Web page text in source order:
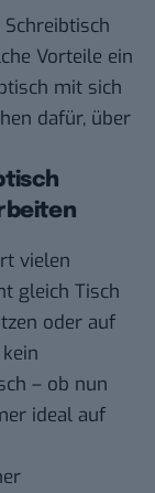
Vorteile ein
mit sich
dafür, über
vielen
gleich Tisch
oder auf
– ob nun
ideal auf